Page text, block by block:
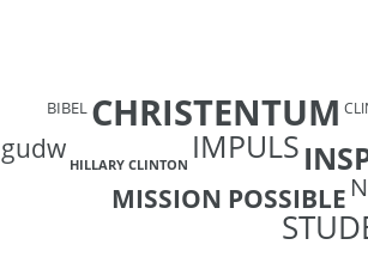
BIBEL CHRISTENTUM
gudw HILLARY CLINTON IMPULS
MISSION POSSIBLE